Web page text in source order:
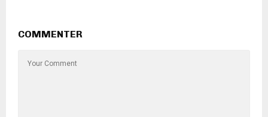
COMMENTER